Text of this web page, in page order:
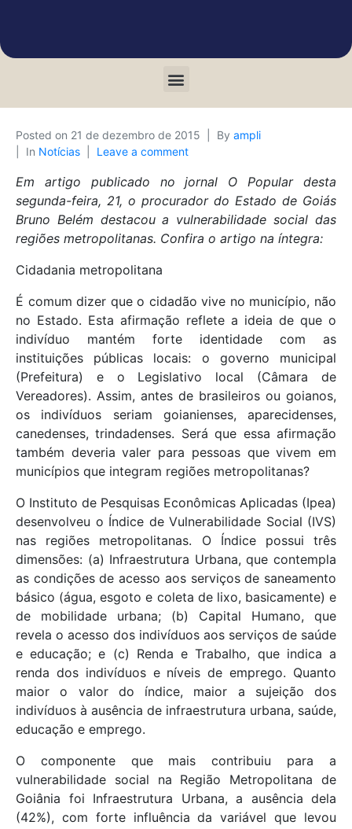
Posted on 21 de dezembro de 2015 By ampli
In Notícias Leave a comment
Em artigo publicado no jornal O Popular desta
segunda-feira, 21, o procurador do Estado de Goiás
Bruno Belém destacou a vulnerabilidade social das
regiões metropolitanas. Confira o artigo na íntegra:
Cidadania metropolitana
É comum dizer que o cidadão vive no município, não
no Estado. Esta afirmação reflete a ideia de que o
indivíduo mantém forte identidade com as
instituições públicas locais: o governo municipal
(Prefeitura) e o Legislativo local (Câmara de
Vereadores). Assim, antes de brasileiros ou goianos,
os indivíduos seriam goianienses, aparecidenses,
canedenses, trindadenses. Será que essa afirmação
também deveria valer para pessoas que vivem em
municípios que integram regiões metropolitanas?
O Instituto de Pesquisas Econômicas Aplicadas (Ipea)
desenvolveu o Índice de Vulnerabilidade Social (IVS)
nas regiões metropolitanas. O Índice possui três
dimensões: (a) Infraestrutura Urbana, que contempla
as condições de acesso aos serviços de saneamento
básico (água, esgoto e coleta de lixo, basicamente) e
de mobilidade urbana; (b) Capital Humano, que
revela o acesso dos indivíduos aos serviços de saúde
e educação; e (c) Renda e Trabalho, que indica a
renda dos indivíduos e níveis de emprego. Quanto
maior o valor do índice, maior a sujeição dos
indivíduos à ausência de infraestrutura urbana, saúde,
educação e emprego.
O componente que mais contribuiu para a
vulnerabilidade social na Região Metropolitana de
Goiânia foi Infraestrutura Urbana, a ausência dela
(42%), com forte influência da variável que levou